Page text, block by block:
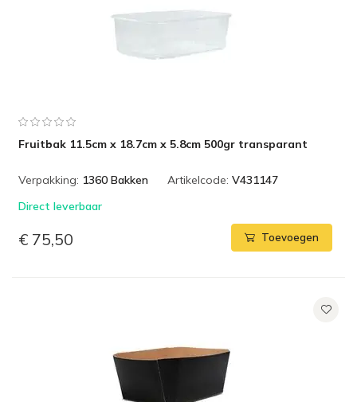
Fruitbak 11.5cm x 18.7cm x 5.8cm 500gr transparant
Verpakking: 1360 Bakken Artikelcode: V431147
Direct leverbaar
€ 75,50 Toevoegen